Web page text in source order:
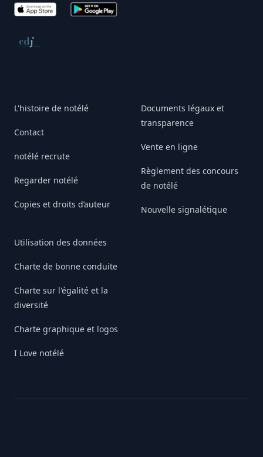
App Store Google Play
Conseil de déontologie journalistique
L'histoire de notélé
Contact
notélé recrute
Regarder notélé
Copies et droits d’auteur
Utilisation des données
Charte de bonne conduite
Charte sur l'égalité et la
diversité
Charte graphique et logos
I Love notélé
Documents légaux et
transparence
Vente en ligne
Règlement des concours
de notélé
Nouvelle signalétique